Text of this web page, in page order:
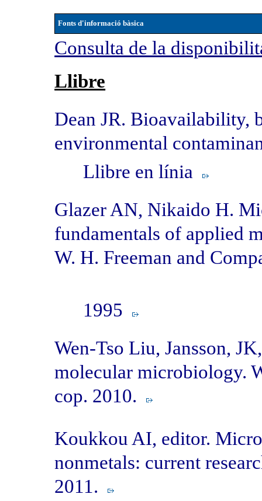
Fonts d'informació bàsica
Consulta de la
Llibre
Dean JR. Bioavailability,
environmental
Llibre en línia
Glazer AN, Nikaido H.
fundamentals of applied
W. H. Freeman and
1995
Wen-Tso Liu, Jansson,
molecular microbiology.
cop. 2010.
Koukkou AI, editor.
nonmetals: current
2011.